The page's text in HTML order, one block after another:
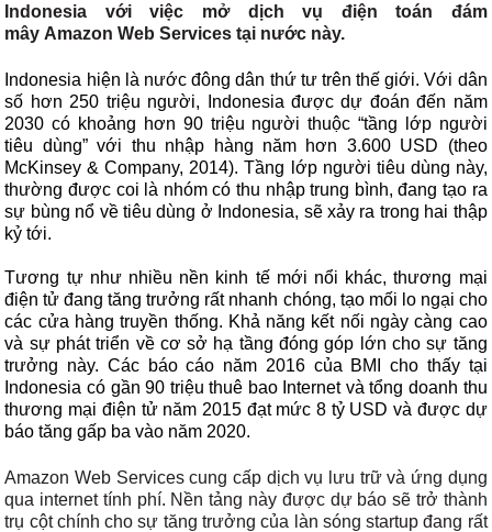
Indonesia với việc mở dịch vụ điện toán đám
mây Amazon Web Services tại nước này.
Indonesia hiện là nước đông dân thứ tư trên thế giới. Với dân
số hơn 250 triệu người, Indonesia được dự đoán đến năm
2030 có khoảng hơn 90 triệu người thuộc “tầng lớp người
tiêu dùng” với thu nhập hàng năm hơn 3.600 USD (theo
McKinsey & Company, 2014). Tầng lớp người tiêu dùng này,
thường được coi là nhóm có thu nhập trung bình, đang tạo ra
sự bùng nổ về tiêu dùng ở Indonesia, sẽ xảy ra trong hai thập
kỷ tới.
Tương tự như nhiều nền kinh tế mới nổi khác, thương mại
điện tử đang tăng trưởng rất nhanh chóng, tạo mối lo ngại cho
các cửa hàng truyền thống. Khả năng kết nối ngày càng cao
và sự phát triển về cơ sở hạ tầng đóng góp lớn cho sự tăng
trưởng này. Các báo cáo năm 2016 của BMI cho thấy tại
Indonesia có gần 90 triệu thuê bao Internet và tổng doanh thu
thương mại điện tử năm 2015 đạt mức 8 tỷ USD và được dự
báo tăng gấp ba vào năm 2020.
Amazon Web Services cung cấp dịch vụ lưu trữ và ứng dụng
qua internet tính phí. Nền tảng này được dự báo sẽ trở thành
trụ cột chính cho sự tăng trưởng của làn sóng startup đang rất